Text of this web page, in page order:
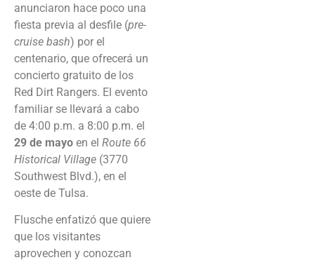
anunciaron hace poco una
fiesta previa al desfile (pre-
cruise bash) por el
centenario, que ofrecerá un
concierto gratuito de los
Red Dirt Rangers. El evento
familiar se llevará a cabo
de 4:00 p.m. a 8:00 p.m. el
29 de mayo en el Route 66
Historical Village (3770
Southwest Blvd.), en el
oeste de Tulsa.
Flusche enfatizó que quiere
que los visitantes
aprovechen y conozcan